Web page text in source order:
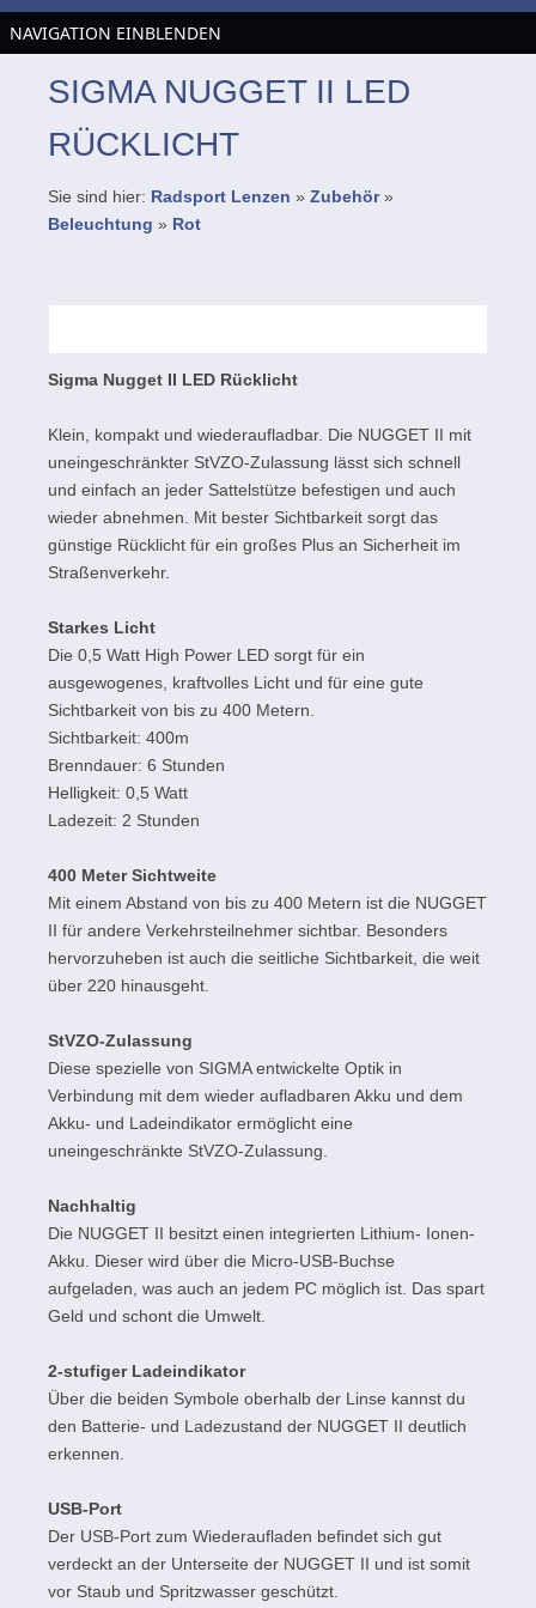
NAVIGATION EINBLENDEN
SIGMA NUGGET II LED
RÜCKLICHT
Sie sind hier: Radsport Lenzen » Zubehör»
Beleuchtung » Rot
Sigma Nugget II LED Rücklicht
Klein, kompakt und wiederaufladbar. Die NUGGET II mit
uneingeschränkter StVZO-Zulassung lässt sich schnell
und einfach an jeder Sattelstütze befestigen und auch
wieder abnehmen. Mit bester Sichtbarkeit sorgt das
günstige Rücklicht für ein großes Plus an Sicherheit im
Straßenverkehr.
Starkes Licht
Die 0,5 Watt High Power LED sorgt für ein
ausgewogenes, kraftvolles Licht und für eine gute
Sichtbarkeit von bis zu 400 Metern.
Sichtbarkeit: 400m
Brenndauer: 6 Stunden
Helligkeit: 0,5 Watt
Ladezeit: 2 Stunden
400 Meter Sichtweite
Mit einem Abstand von bis zu 400 Metern ist die NUGGET
II für andere Verkehrsteilnehmer sichtbar. Besonders
hervorzuheben ist auch die seitliche Sichtbarkeit, die weit
über 220 hinausgeht.
StVZO-Zulassung
Diese spezielle von SIGMA entwickelte Optik in
Verbindung mit dem wieder aufladbaren Akku und dem
Akku- und Ladeindikator ermöglicht eine
uneingeschränkte StVZO-Zulassung.
Nachhaltig
Die NUGGET II besitzt einen integrierten Lithium- Ionen-
Akku. Dieser wird über die Micro-USB-Buchse
aufgeladen, was auch an jedem PC möglich ist. Das spart
Geld und schont die Umwelt.
2-stufiger Ladeindikator
Über die beiden Symbole oberhalb der Linse kannst du
den Batterie- und Ladezustand der NUGGET II deutlich
erkennen.
USB-Port
Der USB-Port zum Wiederaufladen befindet sich gut
verdeckt an der Unterseite der NUGGET II und ist somit
vor Staub und Spritzwasser geschützt.